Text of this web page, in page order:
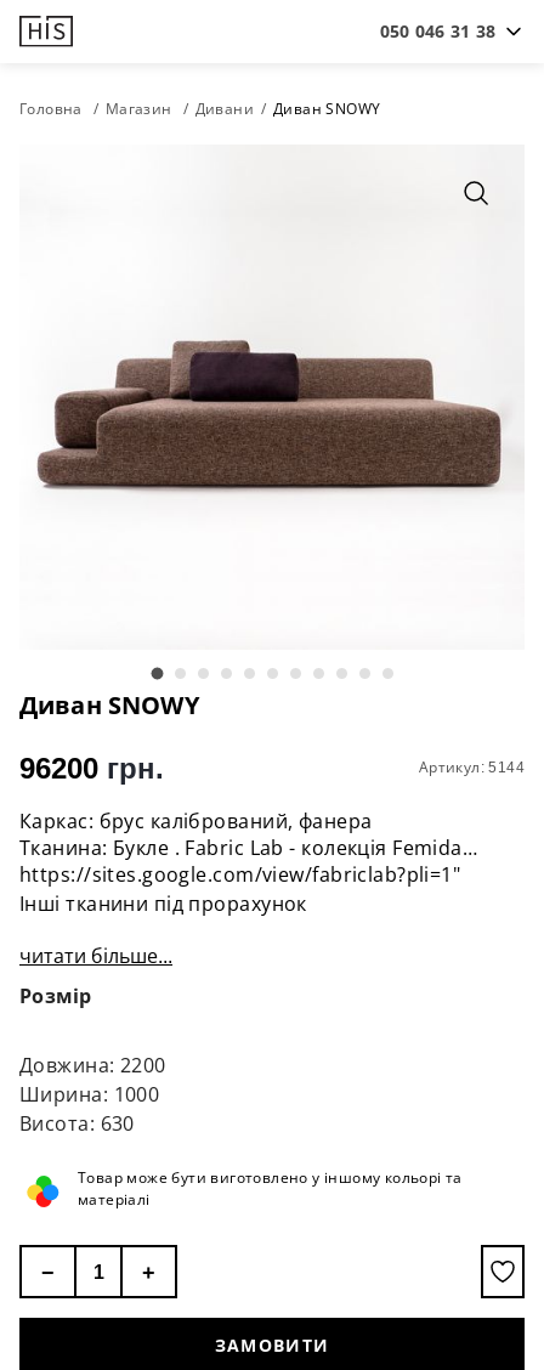
050 046 31 38
Головна Магазин Дивани Диван SNOWY
Диван SNOWY
Артикул: 5144
96200 грн.
Каркас: брус калібрований, фанера
Тканина: Букле . Fabric Lab - колекція Femida
https://sites.google.com/view/fabriclab?pli=1"
Інші тканини під прорахунок
читати більше...
Розмір
Довжина: 2200
Ширина: 1000
Висота: 630
Товар може бути виготовлено у іншому кольорі та
матеріалі
− +
ЗАМОВИТИ